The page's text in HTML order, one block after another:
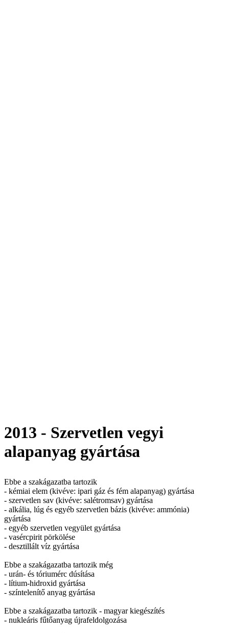
2013 - Szervetlen vegyi
alapanyag gyártása
Ebbe a szakágazatba tartozik
- kémiai elem (kivéve: ipari gáz és fém alapanyag) gyártása
- szervetlen sav (kivéve: salétromsav) gyártása
- alkália, lúg és egyéb szervetlen bázis (kivéve: ammónia)
gyártása
- egyéb szervetlen vegyület gyártása
- vasércpirit pörkölése
- desztillált víz gyártása
Ebbe a szakágazatba tartozik még
- urán- és tóriumérc dúsítása
- lítium-hidroxid gyártása
- színtelenítő anyag gyártása
Ebbe a szakágazatba tartozik - magyar kiegészítés
- nukleáris fűtőanyag újrafeldolgozása